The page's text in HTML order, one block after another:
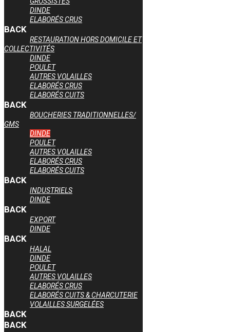
DINDE
ELABORÉS CRUS
BACK
RESTAURATION HORS DOMICILE ET
COLLECTIVITÉS
DINDE
POULET
AUTRES VOLAILLES
ELABORÉS CRUS
ELABORÉS CUITS
BACK
BOUCHERIES TRADITIONNELLES/
GMS
DINDE
POULET
AUTRES VOLAILLES
ELABORÉS CRUS
ELABORÉS CUITS
BACK
INDUSTRIELS
DINDE
BACK
EXPORT
DINDE
BACK
HALAL
DINDE
POULET
AUTRES VOLAILLES
ELABORÉS CRUS
ELABORÉS CUITS & CHARCUTERIE
VOLAILLES SURGELÉES
BACK
BACK